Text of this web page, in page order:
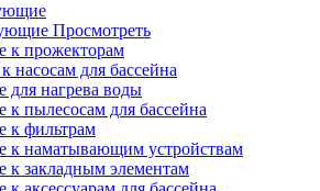
Просмотреть
к прожекторам
насосам для бассейна
нагрева воды
пылесосам для бассейна
к фильтрам
к наматывающим устройствам
закладным элементам